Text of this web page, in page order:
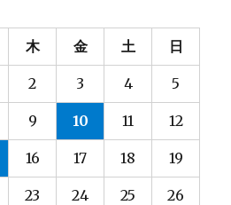
木 金 土 日
2 3 4 5
9 10 11 12
16 17 18 19
23 24 25 26